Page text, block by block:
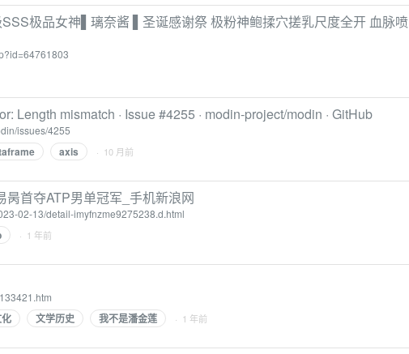
SSS极品女神▌璃奈酱 ▌圣诞感谢祭 极粉神鲍揉穴搓乳尺度全开 血脉喷
Length mismatch · Issue #4255 · modin-project/modin · GitHub
issues/4255
axis · 10 月前
首夺ATP男单冠军_手机新浪网
02-13/detail-imyfnzme9275238.d.html
· 1 年前
文学历史 我不是潘金莲 · 1 年前